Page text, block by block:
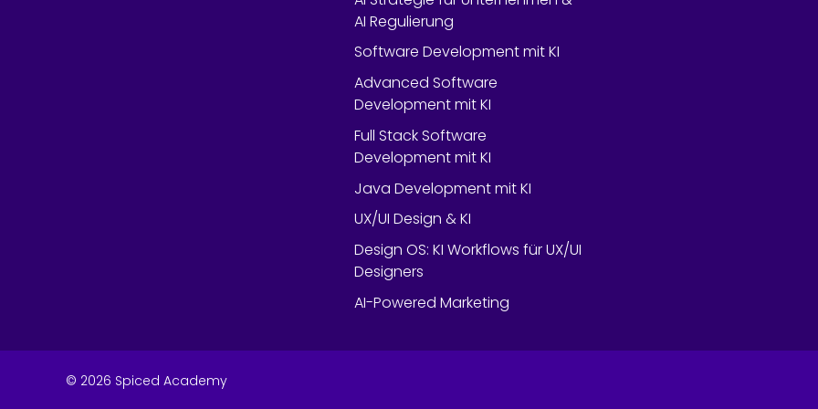
AI Regulierung
Software Development mit KI
Advanced Software
Development mit KI
Full Stack Software
Development mit KI
Java Development mit KI
UX/UI Design & KI
Design OS: KI Workflows für UX/UI
Designers
AI-Powered Marketing
© 2026 Spiced Academy